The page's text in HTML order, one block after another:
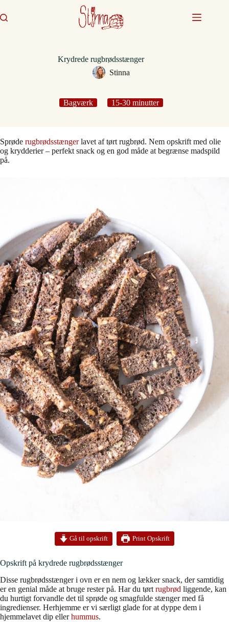
til
indhold
Krydrede rugbrødsstænger
Stinna
Bagværk 15-30 minutter
Sprøde rugbrødsstængerlavet af tørt rugbrød. Nem opskrift med olie
og krydderier – perfekt snack og en god måde at begrænse madspild
på.
Gå til opskrift Print Opskrift
Opskrift på krydrede rugbrødsstænger
Disse rugbrødsstænger i ovn er en nem og lækker snack, der samtidig
er en genial måde at bruge rester på. Har du tørt rugbrød liggende, kan
du hurtigt forvandle det til sprøde og smagfulde stænger med få
ingredienser. Herhjemme er vi særligt glade for at dyppe dem i
hjemmelavet dip ellerhummus.